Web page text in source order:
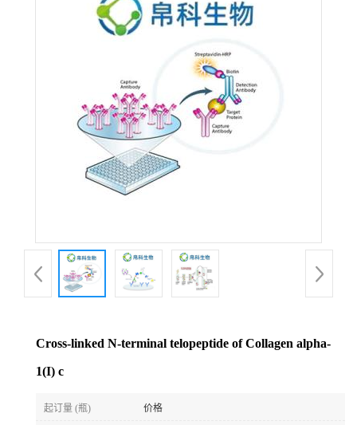
Cross-linked N-terminal telopeptide of Collagen alpha-
1(I) c
起订量 (瓶) 价格